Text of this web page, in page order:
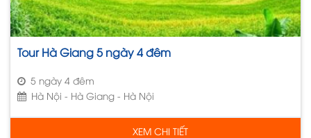
Tour Hà Giang 5 ngày 4 đêm
5 ngày 4 đêm
Hà Nội - Hà Giang - Hà Nội
XEM CHI TIẾT